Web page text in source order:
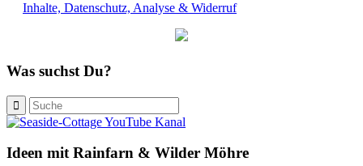
Inhalte, Datenschutz, Analyse & Widerruf
Was suchst Du?
Ideen mit Rainfarn & Wilder Möhre